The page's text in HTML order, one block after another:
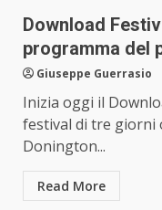
Download
programma del
Giuseppe Guerrasio
Inizia oggi il
festival di tre giorni
Donington...
Read More